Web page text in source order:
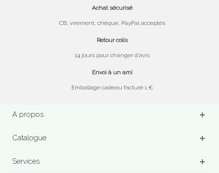
Achat sécurisé
CB, virement, chèque, PayPal acceptés
Retour colis
14 jours pour changer d’avis
Envoi à un ami
Emballage cadeau facturé 1 €
A propos
Catalogue
Services